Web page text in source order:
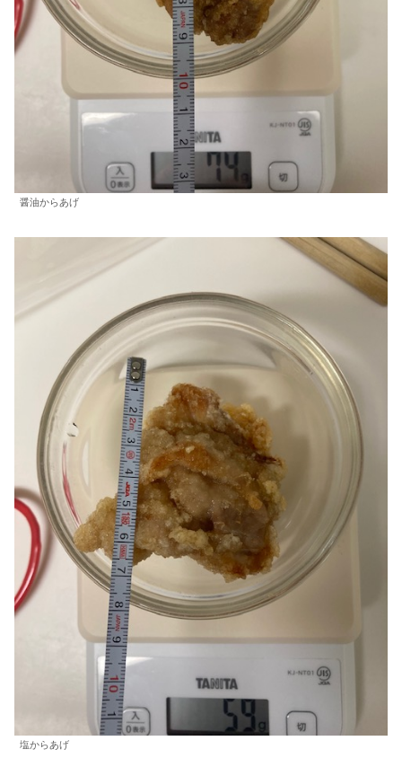
醤油からあげ
塩からあげ